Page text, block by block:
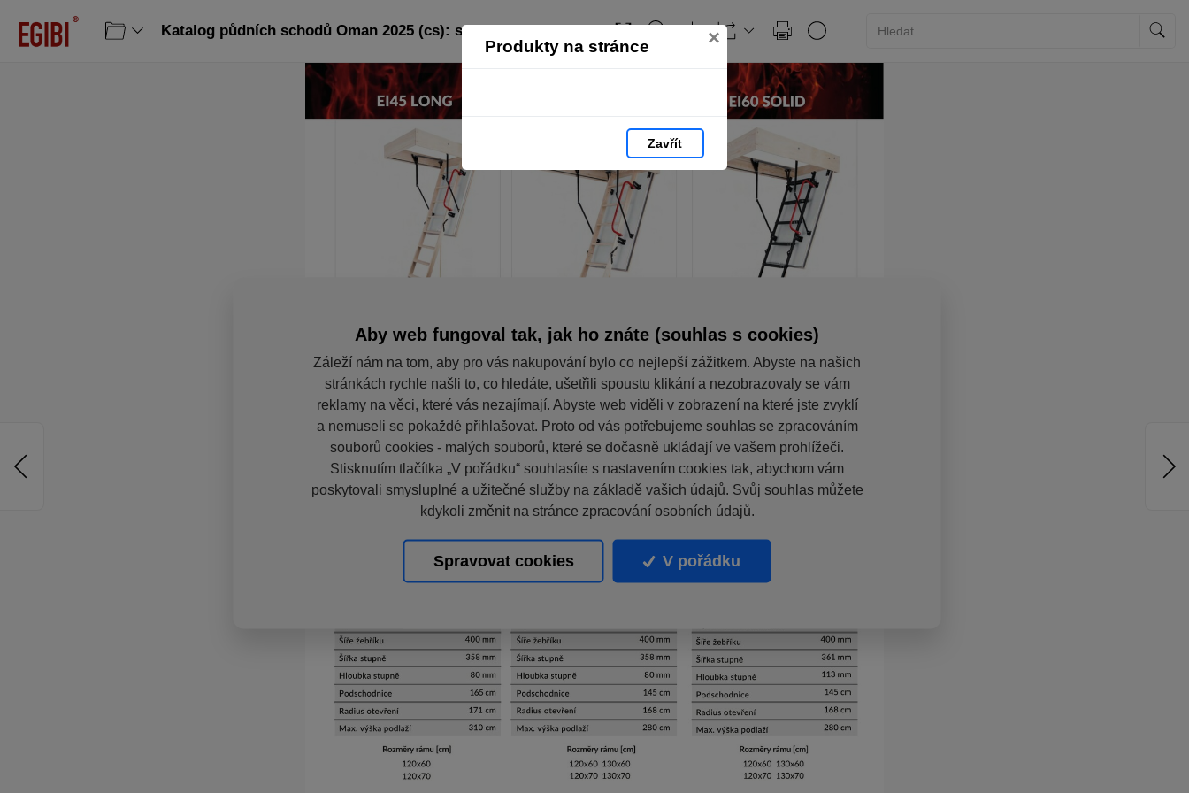
Produkty na stránce ×
Zavřít
Katalog půdních schodů Oman 2025 (cs): strana 13
Aby web fungoval tak, jak ho znáte (souhlas s cookies)
Záleží nám na tom, aby pro vás nakupování bylo co nejlepší zážitkem. Abyste na našich
stránkách rychle našli to, co hledáte, ušetřili spoustu klikání a nezobrazovaly se vám
reklamy na věci, které vás nezajímají. Abyste web viděli v zobrazení na které jste zvyklí
a nemuseli se pokaždé přihlašovat. Proto od vás potřebujeme souhlas se zpracováním
souborů cookies - malých souborů, které se dočasně ukládají ve vašem prohlížeči.
Stisknutím tlačítka „V pořádku“ souhlasíte s nastavením cookies tak, abychom vám
poskytovali smysluplné a užitečné služby na základě vašich údajů. Svůj souhlas můžete
kdykoli změnit na stránce zpracování osobních údajů.
Spravovat cookies V pořádku